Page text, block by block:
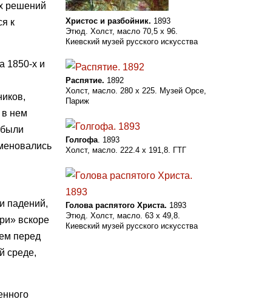
решений
к
1850-х и
в нем
падений,
вскоре
перед
среде,
Христос и разбойник. 1893
Этюд. Холст, масло 70,5 х 96.
Киевский музей русского искусства
Распятие. 1892
Холст, масло. 280 x 225. Музей Орсе,
Париж
Голгофа. 1893
Холст, масло. 222.4 x 191,8. ГТГ
Голова распятого Христа. 1893
Этюд. Холст, масло. 63 х 49,8.
Киевский музей русского искусства